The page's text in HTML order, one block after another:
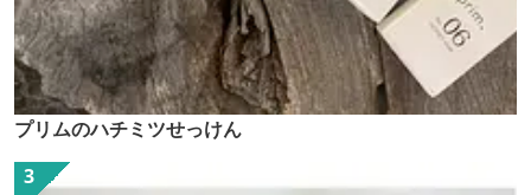
プリムのハチミツせっけん